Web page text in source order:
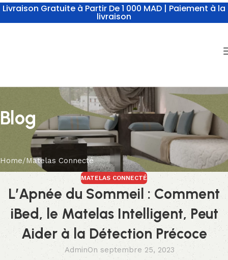
Blog
Home Matelas Connecté
MATELAS CONNECTÉ
L’Apnée du Sommeil : Comment
iBed, le Matelas Intelligent, Peut
Aider à la Détection Précoce
AdminOn septembre 25, 2023
Livraison Gratuite à Partir De 1 000 MAD | Paiement à la
livraison